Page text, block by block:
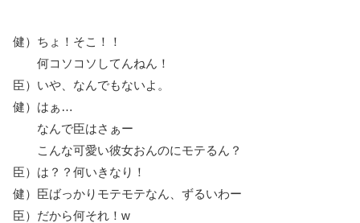
健）ちょ！そこ！！
何コソコソしてんねん！
臣）いや、なんでもないよ。
健）はぁ…
なんで臣はさぁー
こんな可愛い彼女おんのにモテるん？
臣）は？？何いきなり！
健）臣ばっかりモテモテなん、ずるいわー
臣）だから何それ！w